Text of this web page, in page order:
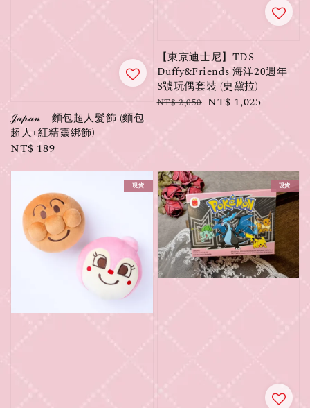
𝒥𝒶𝓅𝒶𝓃｜麵包超人髮飾 (麵包
超人+紅精靈綁飾)
Regular
NT$ 189
【東京迪士尼】TDS
Duffy&Friends 海洋20週年
S號玩偶套裝 (史黛拉)
Regular
NT$ 2,050 Sale
NT$ 1,025
現貨 現貨